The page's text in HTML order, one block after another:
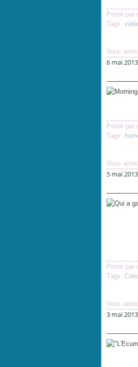
Posté par
Tags:
Vous
6 mai 2013
Posté par
Tags:
Vous
5 mai 2013
Posté par
Tags:
Vous
3 mai 2013